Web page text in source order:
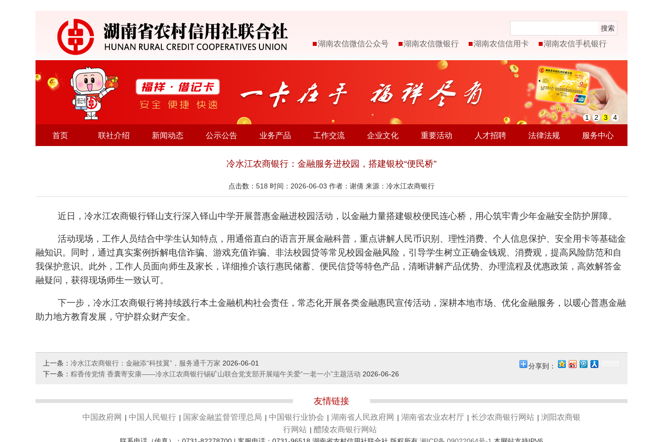
搜索
湖南农信微信公众号 湖南农信微银行 湖南农信信用卡 湖南农信手机银行
1 2 3 4
首页 联社介绍 新闻动态 公示公告 业务产品 工作交流 企业文化 重要活动 人才招聘 法律法规 服务中心
冷水江农商银行：金融服务进校园，搭建银校“便民桥”
点击数： 518 时间：2026-06-03 作者：谢倩 来源：冷水江农商银行
近日，冷水江农商银行铎山支行深入铎山中学开展普惠金融进校园活动，以金融力量搭建银校便民连心桥，用心筑牢青少年金融安全防护屏障。
活动现场，工作人员结合中学生认知特点，用通俗直白的语言开展金融科普，重点讲解人民币识别、理性消费、个人信息保护、安全用卡等基础金
融知识。同时，通过真实案例拆解电信诈骗、游戏充值诈骗、非法校园贷等常见校园金融风险，引导学生树立正确金钱观、消费观，提高风险防范和自
我保护意识。此外，工作人员面向师生及家长，详细推介该行惠民储蓄、便民信贷等特色产品，清晰讲解产品优势、办理流程及优惠政策，高效解答金
融疑问，获得现场师生一致认可。
下一步，冷水江农商银行将持续践行本土金融机构社会责任，常态化开展各类金融惠民宣传活动，深耕本地市场、优化金融服务，以暖心普惠金融
助力地方教育发展，守护群众财产安全。
分享到：
上一条： 冷水江农商银行：金融添“科技翼”，服务通千万家 2026-06-01
下一条： 粽香传党情 香囊寄安康——冷水江农商银行锡矿山联合党支部开展端午关爱“一老一小”主题活动 2026-06-26
友情链接
中国政府网 | 中国人民银行 | 国家金融监督管理总局 | 中国银行业协会 | 湖南省人民政府网 | 湖南省农业农村厅 | 长沙农商银行网站 | 浏阳农商银
行网站 | 醴陵农商银行网站